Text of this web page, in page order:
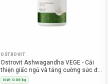
OSTROVIT
Ostrovit Ashwagandha VEGE - Cải
thiện giấc ngủ và tăng cường sức đề
kháng (90 Viên)
N.W: 0.06 kg